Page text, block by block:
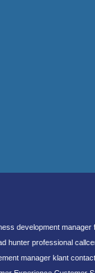
development
hunter professional
manager klant